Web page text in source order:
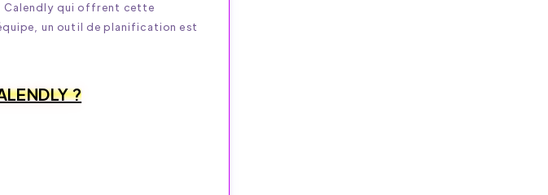
Calendly qui offrent cette
un outil de planification est
?